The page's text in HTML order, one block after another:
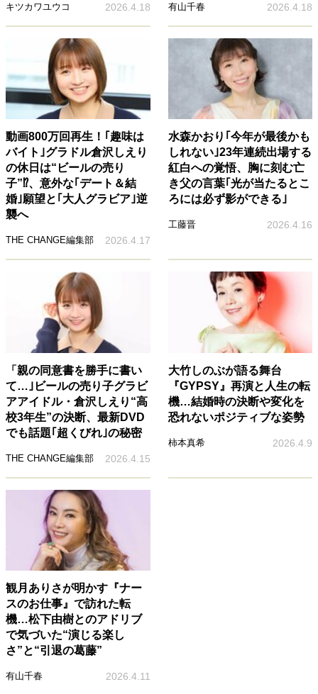
キツカワユウコ 2026.4.18 有山千春 2026.4.18
動画800万回再生！｢趣味は
バイト｣グラドル倉沢しえり
の休日は“ビールの売り
子”⁉、意外な｢デート＆結
婚｣願望と｢大人グラビア｣逆
襲へ
THE CHANGE編集部 2026.4.17
水森かおり｢今年が最後かも
しれない｣23年連続出場する
紅白への覚悟、胸に刻む亡
き父の言葉｢光が当たるとこ
ろには必ず影ができる｣
工藤晋 2026.4.16
「親の同意書を勝手に書い
て…｣ビールの売り子グラビ
アアイドル・倉沢しえり“高
校3年生”の決断、最新DVD
でも話題｢超くびれ｣の秘密
THE CHANGE編集部 2026.4.15
大竹しのぶが語る舞台
『GYPSY』再演と人生の転
機…結婚時の決断や変化を
恐れないポジティブな姿勢
柿本真希 2026.4.9
観月ありさが明かす『ナー
スのお仕事』で訪れた転
機…松下由樹とのアドリブ
で気づいた“演じる楽し
さ”と“引退の葛藤”
有山千春 2026.4.11